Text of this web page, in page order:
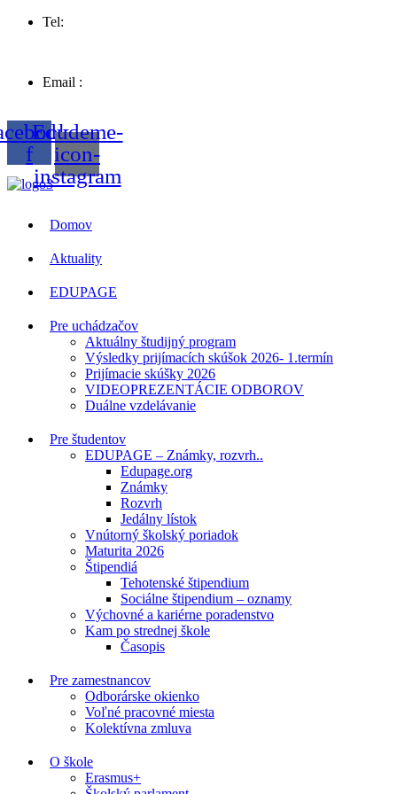
Tel:
Email :
f
Edudeme-
icon-
instagram
Domov
Aktuality
EDUPAGE
Pre uchádzačov
Aktuálny študijný program
Výsledky prijímacích skúšok 2026- 1.termín
Prijímacie skúšky 2026
VIDEOPREZENTÁCIE ODBOROV
Duálne vzdelávanie
Pre študentov
EDUPAGE – Známky, rozvrh..
Edupage.org
Známky
Rozvrh
Jedálny lístok
Vnútorný školský poriadok
Maturita 2026
Štipendiá
Tehotenské štipendium
Sociálne štipendium – oznamy
Výchovné a kariérne poradenstvo
Kam po strednej škole
Časopis
Pre zamestnancov
Odborárske okienko
Voľné pracovné miesta
Kolektívna zmluva
O škole
Erasmus+